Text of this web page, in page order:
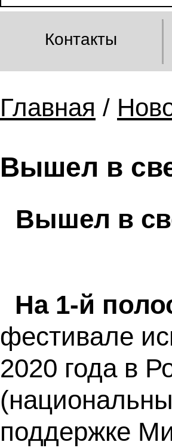
Контакты
Главная /
Вышел в
Вышел в
На 1-й
фестивале
2020 года в
поддержке